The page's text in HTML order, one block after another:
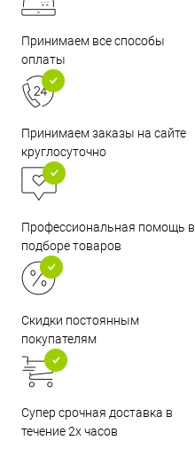
Принимаем все способы
оплаты
Принимаем заказы на сайте
круглосуточно
Профессиональная помощь в
подборе товаров
Скидки постоянным
покупателям
Супер срочная доставка в
течение 2х часов